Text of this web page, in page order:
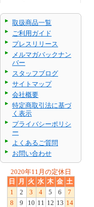
取扱商品一覧
ご利用ガイド
プレスリリース
メルマガバックナン
バー
スタッフブログ
サイトマップ
会社概要
特定商取引法に基づ
く表示
プライバシーポリシ
ー
よくあるご質問
お問い合わせ
2020年11月の定休日
日
月 火 水 木 金 土
1
2 3 4 5 6
7
8
9 10 11 12 13 14